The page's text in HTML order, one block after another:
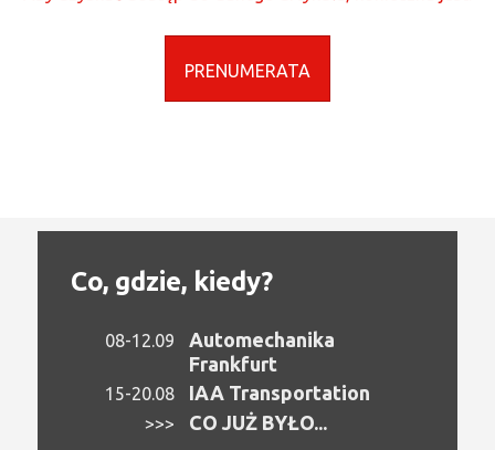
PRENUMERATA
Co, gdzie, kiedy?
08-12.09
Automechanika
Frankfurt
15-20.08 IAA Transportation
>>> CO JUŻ BYŁO...